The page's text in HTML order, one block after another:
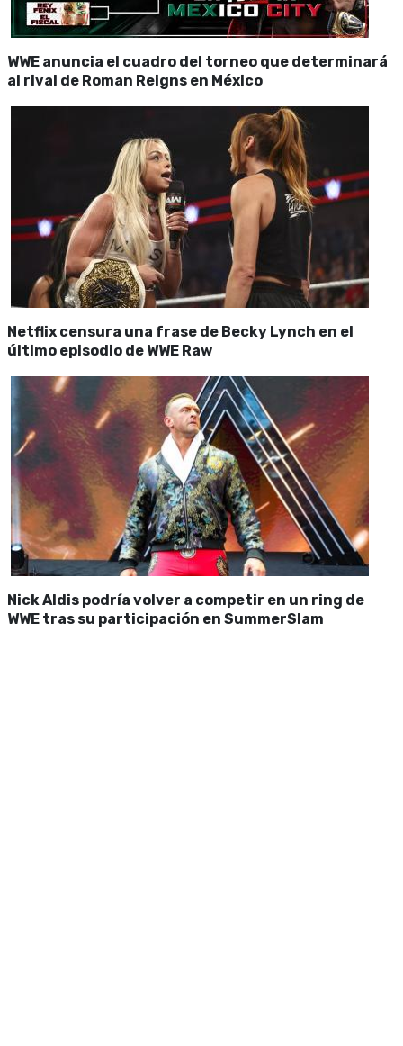
WWE anuncia el cuadro del torneo que determinará
al rival de Roman Reigns en México
Netflix censura una frase de Becky Lynch en el
último episodio de WWE Raw
Nick Aldis podría volver a competir en un ring de
WWE tras su participación en SummerSlam